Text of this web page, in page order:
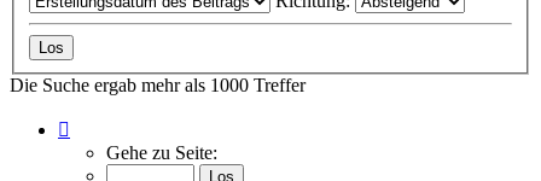
Die Suche ergab mehr als 1000 Treffer
von
Gehe zu Seite: